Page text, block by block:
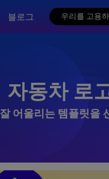
블로그 우리를 고용
자동차 로
어울리는 템플릿을